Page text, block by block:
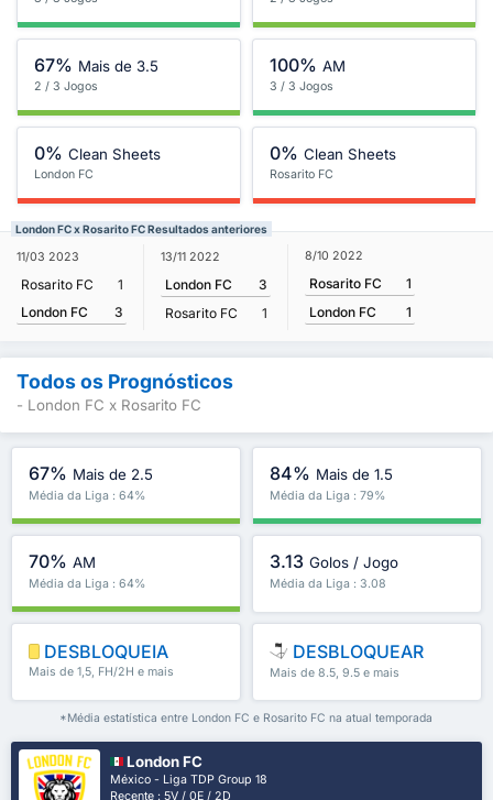
67% Mais de 3.5
2 / 3 Jogos
100% AM
3 / 3 Jogos
0% Clean Sheets
London FC
0% Clean Sheets
Rosarito FC
London FC x Rosarito FC Resultados anteriores
11/03 2023
Rosarito FC
1
London FC
3
13/11 2022
London FC
3
Rosarito FC
1
8/10 2022
Rosarito FC
1
London FC
1
Todos os Prognósticos
- London FC x Rosarito FC
67% Mais de 2.5
Média da Liga : 64%
84% Mais de 1.5
Média da Liga : 79%
70% AM
Média da Liga : 64%
3.13 Golos / Jogo
Média da Liga : 3.08
DESBLOQUEIA
Mais de 1,5, FH/2H e mais
DESBLOQUEAR
Mais de 8.5, 9.5 e mais
*Média estatística entre London FC e Rosarito FC na atual temporada
London FC
México - Liga TDP Group 18
Recente : 5V / 0E / 2D